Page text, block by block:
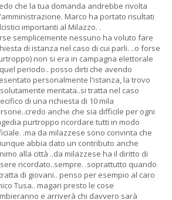
che la tua domanda andrebbe rivolta
Marco ha portato risultati
importanti al Milazzo. .
semplicemente nessuno ha voluto fare
di istanza nel caso di cui parli. ..o forse
non si era in campagna elettorale
periodo.. posso dirti che avendo
personalmente l'istanza, la trovo
meritata..si tratta nel caso
di una richiesta di 10 mila
anche che sia difficile per ogni
purtroppo ricordare tutti in modo
.ma da milazzese sono convinta che
abbia dato un contributo anche
alla città ..da milazzese ha il diritto di
ricordato..sempre. .soprattutto quando
di giovani.. penso per esempio al caro
Tusa.. magari presto le cose
e arriverà chi davvero sarà